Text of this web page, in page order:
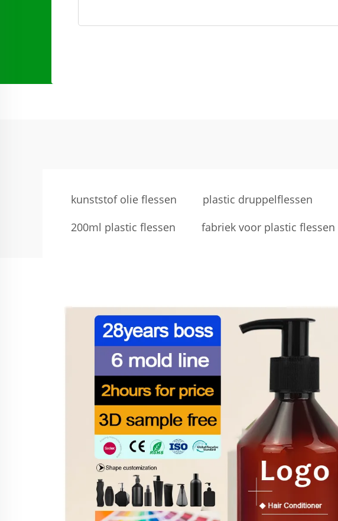
kunststof olie flessen plastic druppelflessen
200ml plastic flessen
fabriek voor plastic flessen